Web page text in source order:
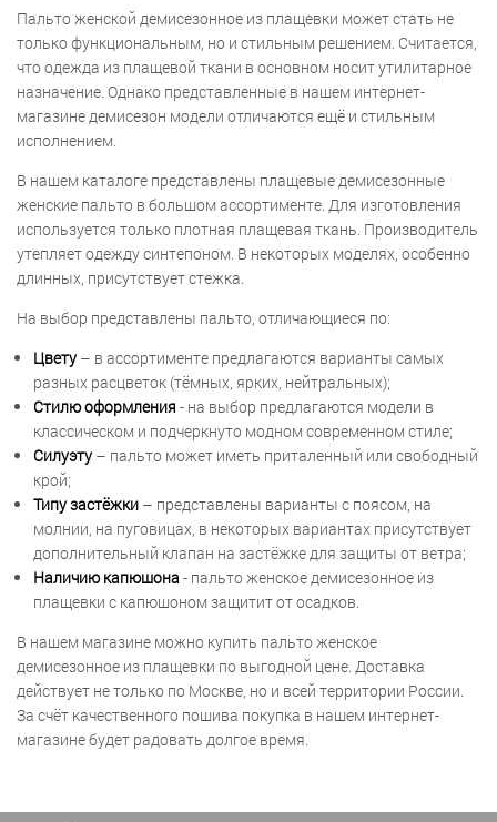
Пальто женской демисезонное из плащевки может стать не
только функциональным, но и стильным решением. Считается,
что одежда из плащевой ткани в основном носит утилитарное
назначение. Однако представленные в нашем интернет-
магазине демисезон модели отличаются ещё и стильным
исполнением.
В нашем каталоге представлены плащевые демисезонные
женские пальто в большом ассортименте. Для изготовления
используется только плотная плащевая ткань. Производитель
утепляет одежду синтепоном. В некоторых моделях, особенно
длинных, присутствует стежка.
На выбор представлены пальто, отличающиеся по:
Цвету– в ассортименте предлагаются варианты самых
разных расцветок (тёмных, ярких, нейтральных);
Стилю оформления - на выбор предлагаются модели в
классическом и подчеркнуто модном современном стиле;
Силуэту– пальто может иметь приталенный или свободный
крой;
Типу застёжки – представлены варианты с поясом, на
молнии, на пуговицах, в некоторых вариантах присутствует
дополнительный клапан на застёжке для защиты от ветра;
Наличию капюшона- пальто женское демисезонное из
плащевки с капюшоном защитит от осадков.
В нашем магазине можно купить пальто женское
демисезонное из плащевки по выгодной цене. Доставка
действует не только по Москве, но и всей территории России.
За счёт качественного пошива покупка в нашем интернет-
магазине будет радовать долгое время.